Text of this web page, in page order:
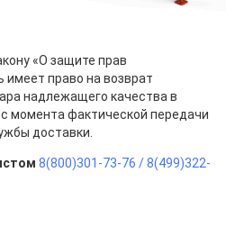
«О защите прав
имеет право на возврат
надлежащего качества в
момента фактической передачи
доставки.
8(800)301-73-76 /8(499)322-